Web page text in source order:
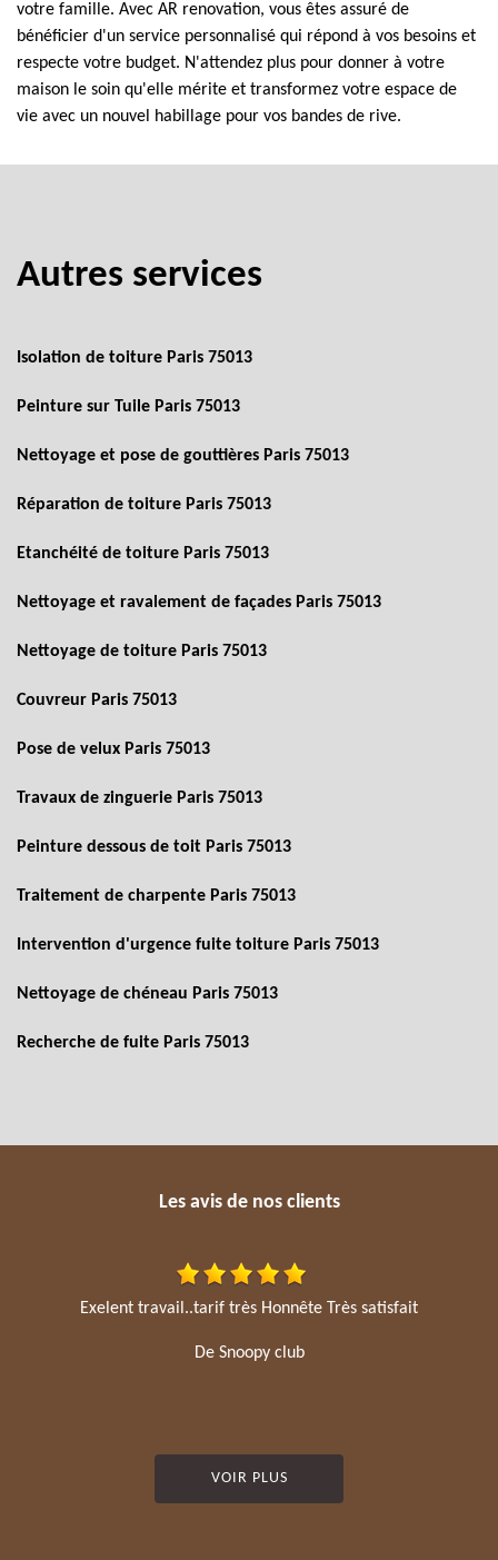
votre famille. Avec AR renovation, vous êtes assuré de
bénéficier d'un service personnalisé qui répond à vos besoins et
respecte votre budget. N'attendez plus pour donner à votre
maison le soin qu'elle mérite et transformez votre espace de
vie avec un nouvel habillage pour vos bandes de rive.
Autres services
Isolation de toiture Paris 75013
Peinture sur Tuile Paris 75013
Nettoyage et pose de gouttières Paris 75013
Réparation de toiture Paris 75013
Etanchéité de toiture Paris 75013
Nettoyage et ravalement de façades Paris 75013
Nettoyage de toiture Paris 75013
Couvreur Paris 75013
Pose de velux Paris 75013
Travaux de zinguerie Paris 75013
Peinture dessous de toit Paris 75013
Traitement de charpente Paris 75013
Intervention d'urgence fuite toiture Paris 75013
Nettoyage de chéneau Paris 75013
Recherche de fuite Paris 75013
Les avis de nos clients
Exelent travail..tarif très Honnête Très satisfait
De Snoopy club
VOIR PLUS